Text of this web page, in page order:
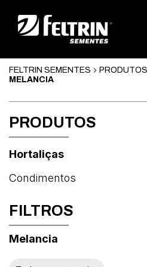
FELTRIN SEMENTES PRODUTOS
MELANCIA
PRODUTOS
Hortaliças
Condimentos
FILTROS
Melancia